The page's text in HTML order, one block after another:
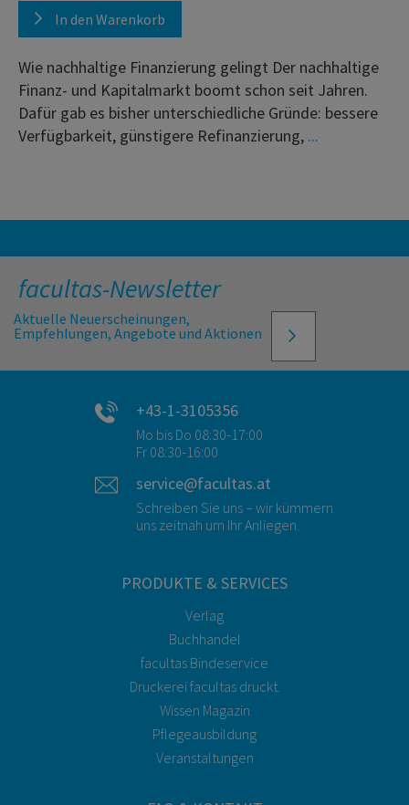
In den Warenkorb
Wie nachhaltige Finanzierung gelingt Der nachhaltige
Finanz- und Kapitalmarkt boomt schon seit Jahren.
Dafür gab es bisher unterschiedliche Gründe: bessere
Verfügbarkeit, günstigere Refinanzierung, ...
facultas-Newsletter
Aktuelle Neuerscheinungen,
Empfehlungen, Angebote und Aktionen
+43-1-3105356
Mo bis Do 08:30-17:00
Fr 08:30-16:00
service@facultas.at
Schreiben Sie uns – wir kümmern
uns zeitnah um Ihr Anliegen.
PRODUKTE & SERVICES
Verlag
Buchhandel
facultas Bindeservice
Druckerei facultas druckt.
Wissen Magazin
Pflegeausbildung
Veranstaltungen